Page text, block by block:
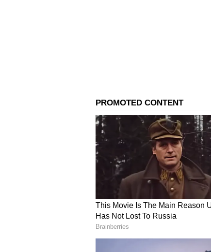
ಹರ್ಮನ್‌ಪ್ರೀತ್ ಕೌರ್ ಅವರ ಐತಿಹಾಸಿಕ
ಈ ಪಂದ್ಯವು ಭಾರತ ತಂಡದ ನಾಯಕಿ
ವೃತ್ತಿಜೀವನದ 200ನೇ
ಕ್ರಿಕೆಟ್‌ನಲ್ಲಿ (ಪುರುಷ ಮತ್ತು ಮಹಿಳಾ
ಹೆಗ್ಗಳಿಕೆಗೆ ಹರ್ಮನ್‌ಪ್ರೀತ್
ಈ ಸೋಲಿನ ಹೊರತಾಗಿಯೂ ಭಾರತ
ಹರ್ಮನ್‌ಪ್ರೀತ್ ಅವರ 200 ಪಂದ್ಯಗಳ